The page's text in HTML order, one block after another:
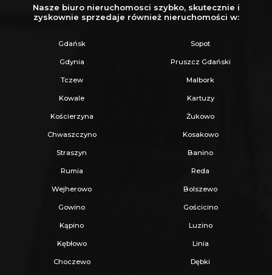
Nasze biuro nieruchomosci szybko, skutecznie i
zyskownie sprzedaje również nieruchomości w:
Gdańsk Sopot
Gdynia Pruszcz Gdański
Tczew Malbork
Kowale Kartuzy
Kościerzyna Żukowo
Chwaszczyno Kosakowo
Straszyn Banino
Rumia Reda
Wejherowo Bolszewo
Gowino Gościcino
Kąpino Luzino
Kębłowo Linia
Choczewo Dębki